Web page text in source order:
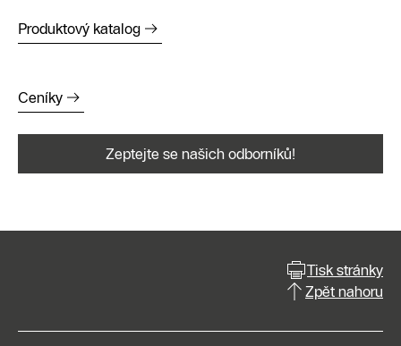
Produktový katalog
Ceníky
Zeptejte se našich odborníků!
Tisk stránky
Zpět nahoru